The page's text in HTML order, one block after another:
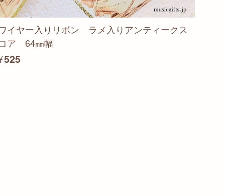
イヤー入りリボン ラメ入りアンティークス
ア 64㎜幅
¥525